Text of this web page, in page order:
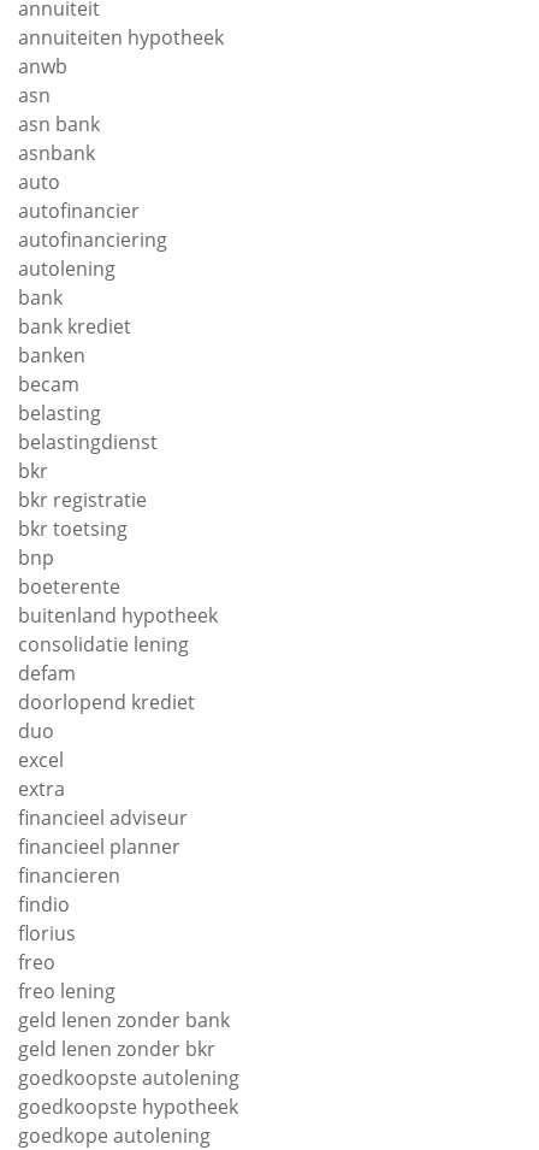
annuiteit
annuiteiten hypotheek
anwb
asn
asn bank
asnbank
auto
autofinancier
autofinanciering
autolening
bank
bank krediet
banken
becam
belasting
belastingdienst
bkr
bkr registratie
bkr toetsing
bnp
boeterente
buitenland hypotheek
consolidatie lening
defam
doorlopend krediet
duo
excel
extra
financieel adviseur
financieel planner
financieren
findio
florius
freo
freo lening
geld lenen zonder bank
geld lenen zonder bkr
goedkoopste autolening
goedkoopste hypotheek
goedkope autolening